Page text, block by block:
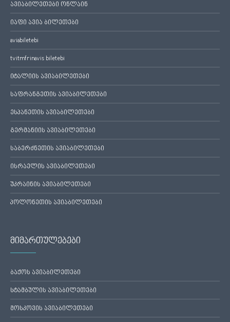
ავიაბილეთები ონლაინ
იაფი ავია ბილეთები
aviabiletebi
tvitmfrinavis biletebi
იტალიის ავიაბილეთები
საფრანგეთის ავიაბილეთები
ესპანეთის ავიაბილეთები
გერმანიის ავიაბილეთები
საბერძნეთის ავიაბილეთები
ისრაელის ავიაბილეთები
უკრაინის ავიაბილეთები
პოლონეთის ავიაბილეთები
მიმართულებები
ბაქოს ავიაბილეთები
სტამბულის ავიაბილეთები
მოსკოვის ავიაბილეთები